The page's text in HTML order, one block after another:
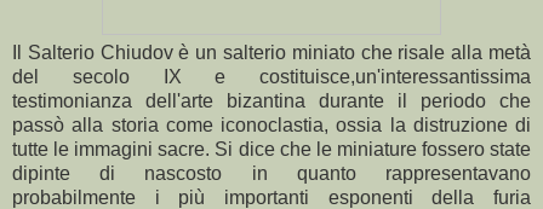
Il Salterio Chiudov è un salterio miniato che risale alla metà
del secolo IX e costituisce,un'interessantissima
testimonianza dell'arte bizantina durante il periodo che
passò alla storia come iconoclastia, ossia la distruzione di
tutte le immagini sacre. Si dice che le miniature fossero state
dipinte di nascosto in quanto rappresentavano
probabilmente i più importanti esponenti della furia